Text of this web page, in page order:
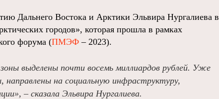
Дальнего Востока и Арктики Эльвира Нургалиева в
городов», которая прошла в рамках
форума (ПМЭФ – 2023).
выделены почти восемь миллиардов рублей. Уже
на социальную инфраструктуру,
– сказала Эльвира Нургалиева.